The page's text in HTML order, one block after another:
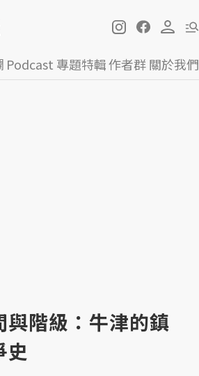
Podcast 專題特輯作者群關於我們
與階級：牛津的鎮
史